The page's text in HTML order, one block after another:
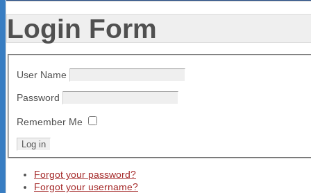
Login Form
User Name
Password
Remember Me
Forgot your password?
Forgot your username?